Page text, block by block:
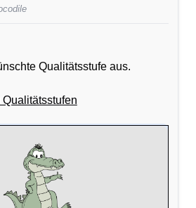
Qualitätsstufe aus.